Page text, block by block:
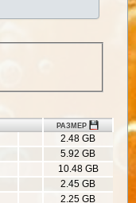
РАЗМЕР
2.48 GB
5.92 GB
10.48 GB
2.45 GB
2.25 GB